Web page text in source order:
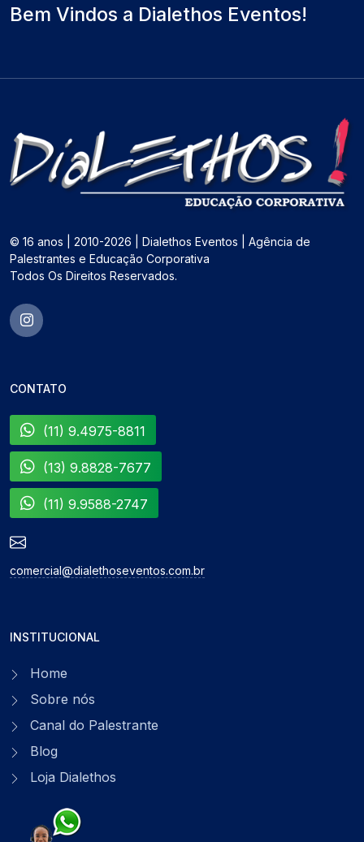
Bem Vindos a Dialethos Eventos!
© 16 anos | 2010-2026 | Dialethos Eventos | Agência de
Palestrantes e Educação Corporativa
Todos Os Direitos Reservados.
CONTATO
(11) 9.4975-8811
(13) 9.8828-7677
(11) 9.9588-2747
comercial@dialethoseventos.com.br
INSTITUCIONAL
Home
Sobre nós
Canal do Palestrante
Blog
Loja Dialethos